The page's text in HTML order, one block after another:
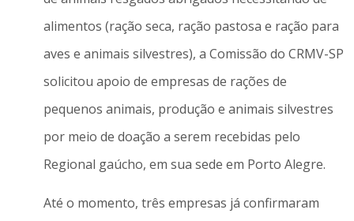
alimentos (ração seca, ração pastosa e ração para
aves e animais silvestres), a Comissão do CRMV-SP
solicitou apoio de empresas de rações de
pequenos animais, produção e animais silvestres
por meio de doação a serem recebidas pelo
Regional gaúcho, em sua sede em Porto Alegre.
Até o momento, três empresas já confirmaram